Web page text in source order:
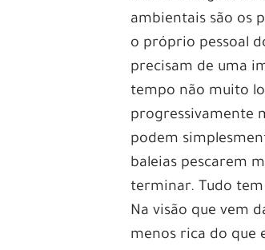
ambientais são os
o próprio pessoal
precisam de uma
tempo não muito
progressivamente
podem
baleias pescarem
terminar. Tudo
Na visão que vem
menos rica do que